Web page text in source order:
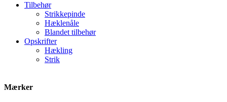
Tilbehør
Strikkepinde
Hæklenåle
Blandet tilbehør
Opskrifter
Hækling
Strik
Mærker